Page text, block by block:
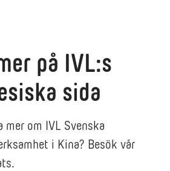
på IVL:s
sida
om IVL Svenska
i Kina? Besök vår